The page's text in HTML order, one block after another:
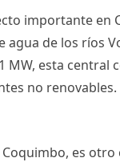
importante en
de los ríos
esta central
no renovables.
es